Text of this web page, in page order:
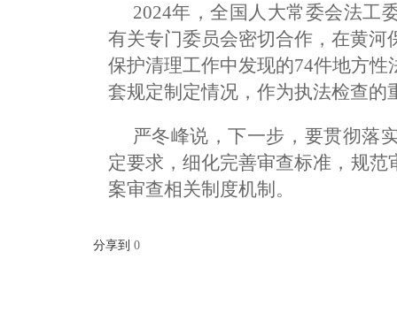
2024年，全国人大常委会法工
有关专门委员会密切合作，在黄河
保护清理工作中发现的74件地方
套规定制定情况，作为执法检查的
严冬峰说，下一步，要贯彻落
定要求，细化完善审查标准，规
案审查相关制度机制。
分享到 0